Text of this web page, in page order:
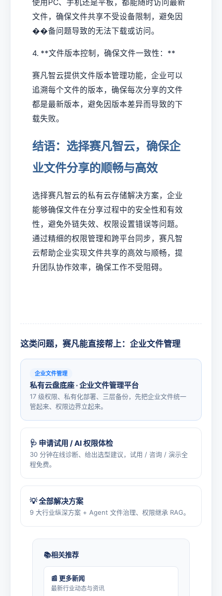
使用PC、手机还是平板，都能随时访问最新
文件，确保文件共享不受设备限制，避免因
��备问题导致的无法下载或访问。
4. **文件版本控制，确保文件一致性：**
赛凡智云提供文件版本管理功能，企业可以
追溯每个文件的版本，确保每次分享的文件
都是最新版本，避免因版本差异而导致的下
载失败。
结语：选择赛凡智云，确保企
业文件分享的顺畅与高效
选择赛凡智云的私有云存储解决方案，企业
能够确保文件在分享过程中的安全性和有效
性，避免外链失效、权限设置错误等问题。
通过精细的权限管理和跨平台同步，赛凡智
云帮助企业实现文件共享的高效与顺畅，提
升团队协作效率，确保工作不受阻碍。
这类问题，赛凡能直接帮上：企业文件管理
企业文件管理
私有云盘底座 · 企业文件管理平台
17 级权限、私有化部署、三层备份，先把企业文件统一
管起来、权限边界立起来。
🩺 申请试用 / AI 权限体检
30 分钟在线诊断、给出选型建议，试用 / 咨询 / 演示全
程免费。
💡 全部解决方案
9 大行业纵深方案 + Agent 文件治理、权限继承 RAG。
相关推荐
📰 更多新闻
最新行业动态与资讯